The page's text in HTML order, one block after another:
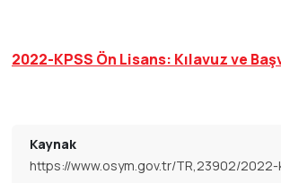
2022-KPSS Ön Lisans: Kılavuz ve
Kaynak